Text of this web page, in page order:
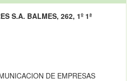
S.A. BALMES, 262, 1º 1ª
DE EMPRESAS